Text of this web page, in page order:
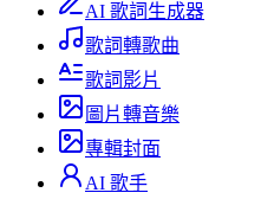
AI 歌詞生成器
歌詞轉歌曲
歌詞影片
圖片轉音樂
專輯封面
AI 歌手